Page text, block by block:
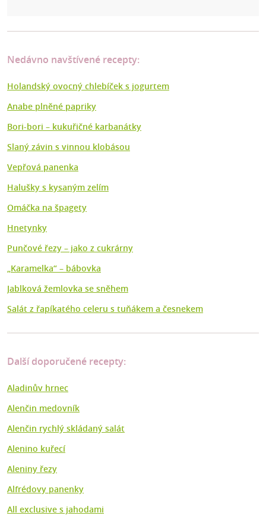
Nedávno navštívené recepty:
Holandský ovocný chlebíček s jogurtem
Anabe plněné papriky
Bori-bori – kukuřičné karbanátky
Slaný závin s vinnou klobásou
Vepřová panenka
Halušky s kysaným zelím
Omáčka na špagety
Hnetynky
Punčové řezy – jako z cukrárny
„Karamelka“ – bábovka
Jablková žemlovka se sněhem
Salát z řapíkatého celeru s tuňákem a česnekem
Další doporučené recepty:
Aladinův hrnec
Alenčin medovník
Alenčin rychlý skládaný salát
Alenino kuřecí
Aleniny řezy
Alfrédovy panenky
All exclusive s jahodami